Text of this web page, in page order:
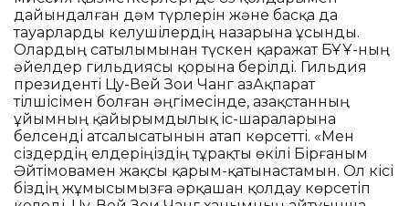
дайындалған дәм түрлерін және басқа да
тауарларды келушілердің назарына ұсынды.
Олардың сатылымынан түскен қаражат БҰҰ-ның
әйелдер гильдиясы қорына берілді. Гильдия
президенті Цу-Вей Зои Чанг ҚазАқпарат
тілшісімен болған әңгімесінде, Қазақстанның
ұйымның қайырымдылық іс-шараларына
белсенді атсалысатынын атап көрсетті. «Мен
сіздердің елдеріңіздің тұрақты өкілі Бірғаным
Әйтімовамен жақсы қарым-қатынастамын. Ол кісі
біздің жұмысымызға әрқашан қолдау көрсетіп